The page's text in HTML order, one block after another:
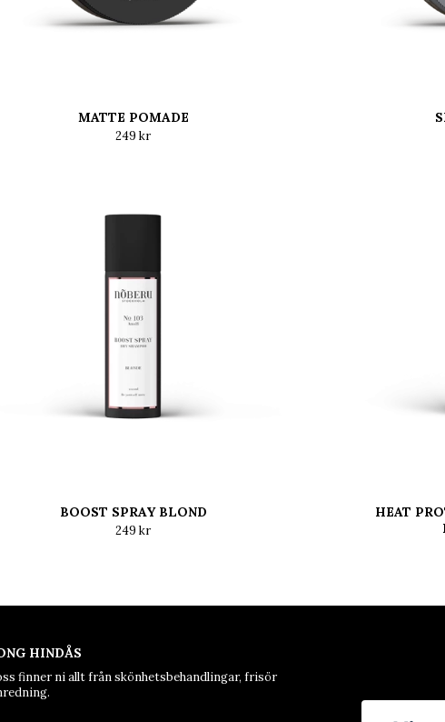
MATTE POMADE
249 kr
BOOST SPRAY BLOND
249 kr
HEAT
HINDÅS
finner ni allt från skönhetsbehandlingar, frisör